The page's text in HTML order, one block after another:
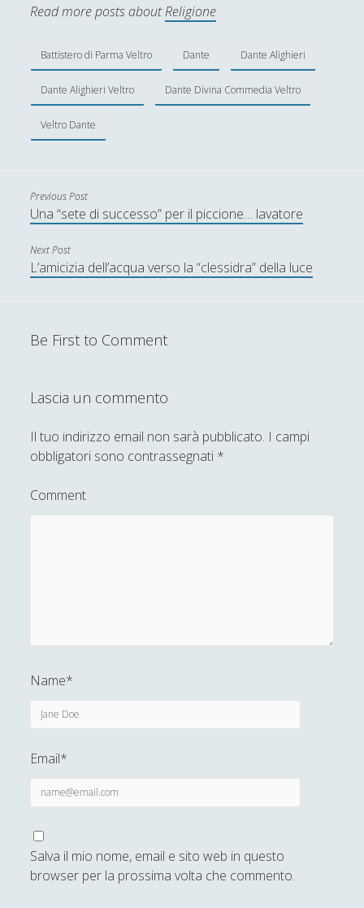
Read more posts aboutReligione
Battistero di Parma Veltro Dante Dante Alighieri
Dante Alighieri Veltro Dante Divina Commedia Veltro
Veltro Dante
Previous Post
Una “sete di successo” per il piccione… lavatore
Next Post
L’amicizia dell’acqua verso la “clessidra” della luce
Be First to Comment
Lascia un commento
Il tuo indirizzo email non sarà pubblicato. I campi
obbligatori sono contrassegnati *
Comment
Name*
Email*
Salva il mio nome, email e sito web in questo
browser per la prossima volta che commento.